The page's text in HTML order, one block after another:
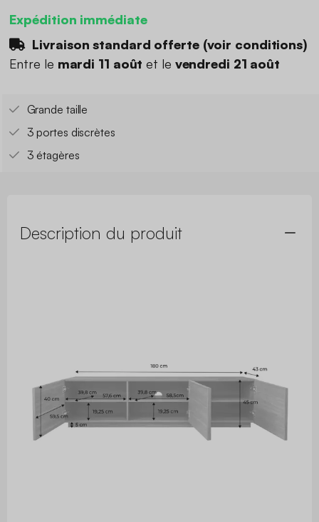
Expédition immédiate
Livraison standard offerte (voir conditions)
Entre le mardi 11 août et le vendredi 21 août
Grande taille
3 portes discrètes
3 étagères
Description du produit